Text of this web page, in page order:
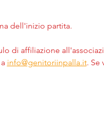
dell'inizio partita.
di affiliazione
info@genitoriinpalla.it. Se